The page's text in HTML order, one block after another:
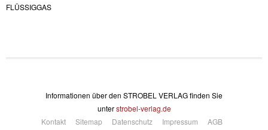
FLÜSSIGGAS
Informationen über den STROBEL VERLAG finden Sie
unterstrobel-verlag.de
Kontakt
Sitemap Datenschutz Impressum AGB